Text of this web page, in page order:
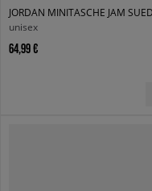
unisex
64,99 €